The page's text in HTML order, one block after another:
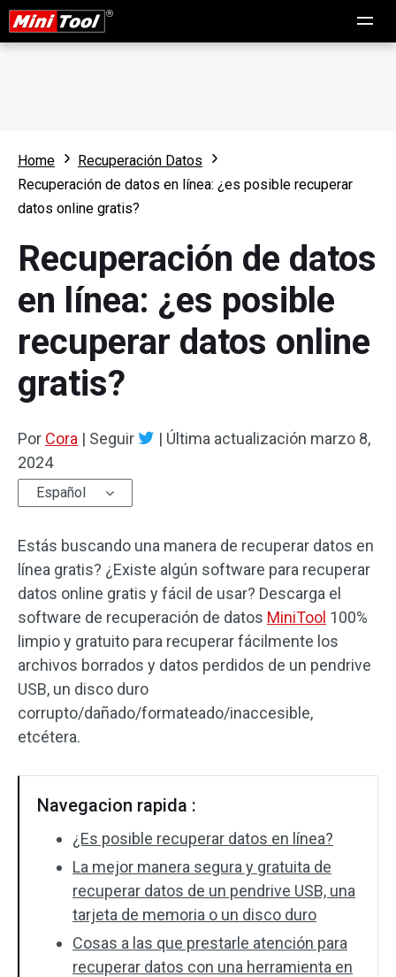
Home
Recuperación Datos
Recuperación de datos en línea: ¿es posible recuperar
datos online gratis?
Recuperación de datos
en línea: ¿es posible
recuperar datos online
gratis?
Por Cora | Seguir | Última actualización marzo 8,
2024
Español
Estás buscando una manera de recuperar datos en
línea gratis? ¿Existe algún software para recuperar
datos online gratis y fácil de usar? Descarga el
software de recuperación de datos MiniTool 100%
limpio y gratuito para recuperar fácilmente los
archivos borrados y datos perdidos de un pendrive
USB, un disco duro
corrupto/dañado/formateado/inaccesible,
etcétera.
Navegacion rapida :
¿Es posible recuperar datos en línea?
La mejor manera segura y gratuita de
recuperar datos de un pendrive USB, una
tarjeta de memoria o un disco duro
Cosas a las que prestarle atención para
recuperar datos con una herramienta en